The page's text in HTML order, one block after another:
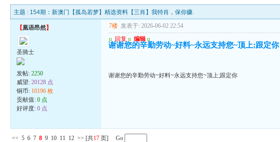
主题 : 154期：新澳门【孤岛若梦】精选资料【三肖】我特肖，保你赚.
【凰语昂然】
圣骑士
发帖:2250
威望:20128 点
铜币: 10196 枚
贡献值:0 点
好评度:0 点
7楼 发表于: 2026-06-02 22:54
u 回复 u 编辑 u
谢谢您的辛勤劳动~好料~永远支持您~顶上;跟定你
谢谢您的辛勤劳动~好料~永远支持您~顶上;跟定你
<< 5 6 7 8 9 10 11 12 >> [共17 页] Go